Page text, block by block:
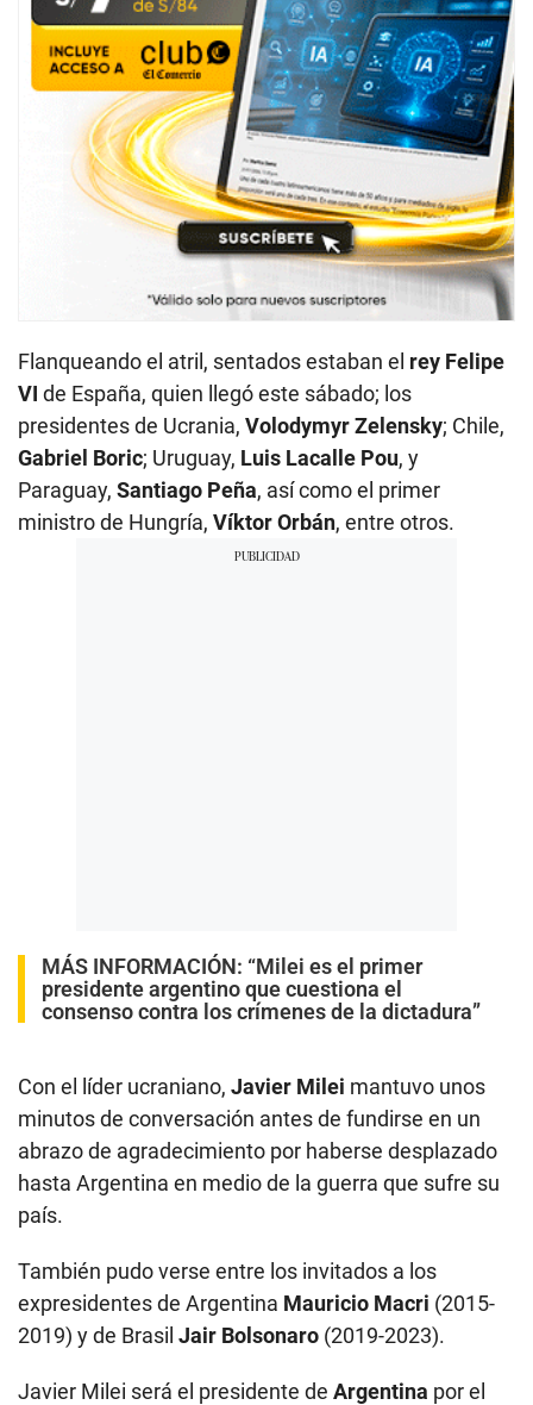
Flanqueando el atril, sentados estaban el rey Felipe
VI de España, quien llegó este sábado; los
presidentes de Ucrania, Volodymyr Zelensky; Chile,
Gabriel Boric; Uruguay, Luis Lacalle Pou, y
Paraguay, Santiago Peña, así como el primer
ministro de Hungría, Víktor Orbán, entre otros.
MÁS INFORMACIÓN: “Milei es el primer
presidente argentino que cuestiona el
consenso contra los crímenes de la dictadura”
Con el líder ucraniano, Javier Milei mantuvo unos
minutos de conversación antes de fundirse en un
abrazo de agradecimiento por haberse desplazado
hasta Argentina en medio de la guerra que sufre su
país.
También pudo verse entre los invitados a los
expresidentes de Argentina Mauricio Macri (2015-
2019) y de Brasil Jair Bolsonaro (2019-2023).
Javier Milei será el presidente de Argentina por el